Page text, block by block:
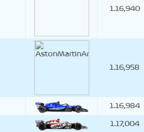
1.16,940
1.16,958
1.16,984
1.17,004